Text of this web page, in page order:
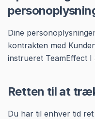
Dine
kontrakten med
instrueret TeamEffect I
Retten til at
Du har til enhver tid